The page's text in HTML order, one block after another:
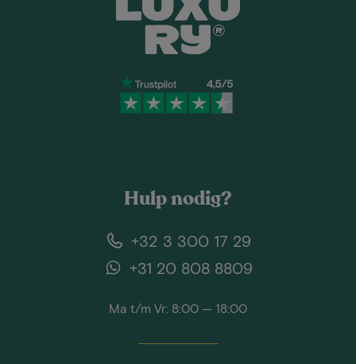
Hulp nodig?
+32 3 300 17 29
+31 20 808 8809
Ma t/m Vr: 8:00 — 18:00